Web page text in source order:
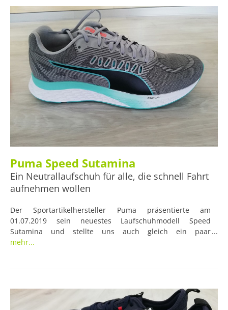
und ihre Auswirkungen auf den Lauf haben unser
Interesse geweckt, weshalb wir den Meraki hier einmal
getestet haben.
Puma Speed Sutamina
Ein Neutrallaufschuh für alle, die schnell Fahrt
aufnehmen wollen
Der Sportartikelhersteller Puma präsentierte am
01.07.2019 sein neuestes Laufschuhmodell Speed
Sutamina und stellte uns auch gleich ein paar
Testexemplare davon zur Verfügung. Der Schuh soll durch
unserem Testbericht einmal genauer beleuchtet.
mehr...